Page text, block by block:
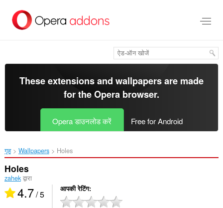
सामग्री
These extensions and wallpapers are made
for theOpera browser.
Opera डाउनलोड करें Free for Android
गृह Wallpapers Holes‎
Holes
zahekद्वारा
4.7/ 5 आपकी रेटिंग